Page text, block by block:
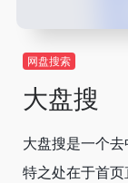
网盘搜索
大盘搜
大盘搜是一个
特之处在于首